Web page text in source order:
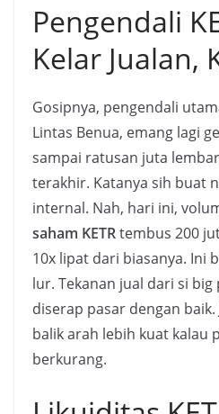
Pengendali
Kelar Jualan,
Gosipnya, pengendali
Lintas Benua, emang lagi
sampai ratusan juta
terakhir. Katanya sih buat
internal. Nah, hari ini,
saham KETRtembus 200
10x lipat dari biasanya. Ini
lur. Tekanan jual dari si
diserap pasar dengan
balik arah lebih kuat kalau
berkurang.